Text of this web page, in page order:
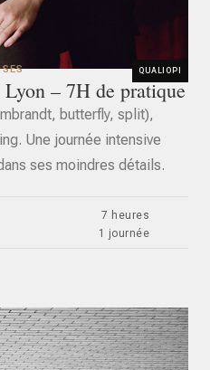
QUALIOPI
– 7H de pratique
butterfly, split),
Une journée intensive
ses moindres détails.
7 heures
1 journée